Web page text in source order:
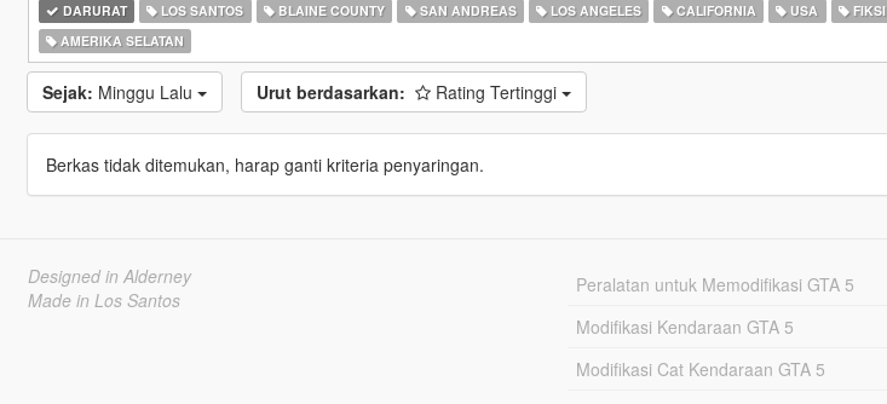
DARURAT LOS SANTOS BLAINE COUNTY SAN ANDREAS LOS ANGELES CALIFORNIA USA FIKSI
AMERIKA SELATAN
Sejak: Minggu Lalu Urut berdasarkan: Rating Tertinggi
Berkas tidak ditemukan, harap ganti kriteria penyaringan.
Designed in Alderney
Made in Los Santos
Peralatan untuk Memodifikasi GTA 5
Modifikasi Kendaraan GTA 5
Modifikasi Cat Kendaraan GTA 5